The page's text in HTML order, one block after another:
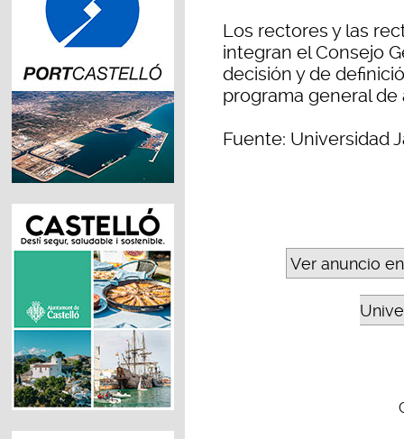
Los rectores y las
integran el Consejo
decisión y de
programa general
Fuente: Universidad
Ver anuncio